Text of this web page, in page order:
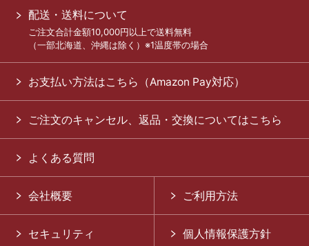
配送・送料について
ご注文合計金額10,000円以上で送料無料
（一部北海道、沖縄は除く）※1温度帯の場合
お支払い方法はこちら（Amazon Pay対応）
ご注文のキャンセル、返品・交換についてはこちら
よくある質問
会社概要 ご利用方法
セキュリティ 個人情報保護方針